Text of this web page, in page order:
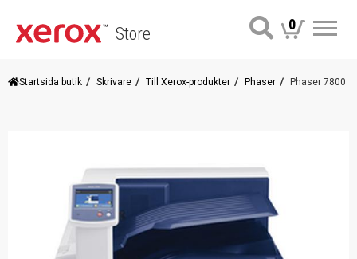
Store 0
Startsida butik Skrivare Till Xerox-produkter Phaser Phaser 7800